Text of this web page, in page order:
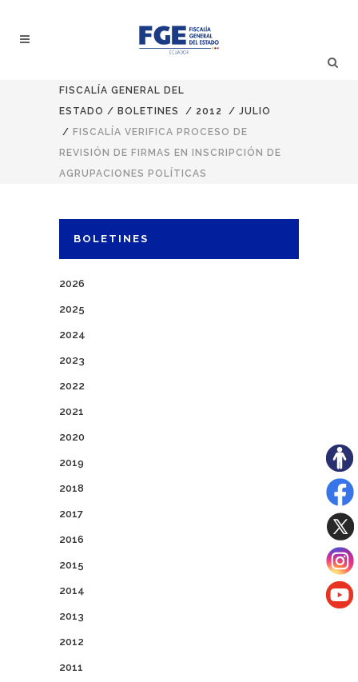
FISCALÍA GENERAL DEL
ESTADO / BOLETINES / 2012 / JULIO
/ FISCALÍA VERIFICA PROCESO DE
REVISIÓN DE FIRMAS EN INSCRIPCIÓN DE
AGRUPACIONES POLÍTICAS
BOLETINES
2026
2025
2024
2023
2022
2021
2020
2019
2018
2017
2016
2015
2014
2013
2012
2011